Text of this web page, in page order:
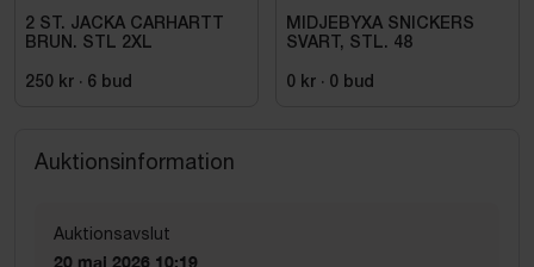
2 ST. JACKA CARHARTT
BRUN. STL 2XL
250 kr · 6 bud
MIDJEBYXA SNICKERS
SVART, STL. 48
0 kr · 0 bud
Auktionsinformation
Auktionsavslut
20 maj 2026 10:19